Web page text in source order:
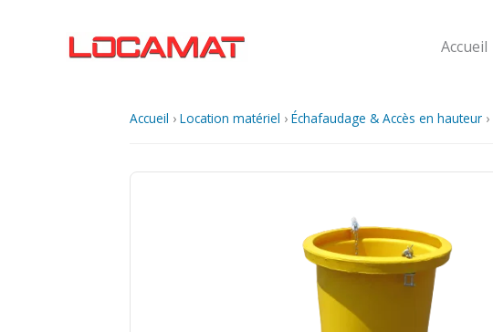
Accueil
Accueil › Location matériel › Échafaudage & Accès en hauteur ›